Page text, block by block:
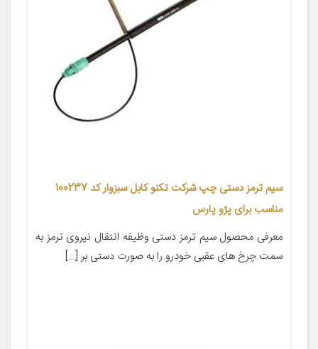
سیم ترمز دستی چپ شرکت تکنو کابل سبزوار کد 100237
مناسب برای پژو پارس
معرفی محصول سیم ترمز دستی وظیفه انتقال نیروی ترمز به
سمت چرخ های عقبی خودرو را به صورت دستی بر […]